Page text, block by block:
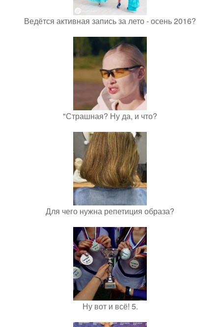
Ведётся активная запись за лето - осень 2016?
"Страшная? Ну да, и что?
Для чего нужна репетиция образа?
Ну вот и всё! 5.